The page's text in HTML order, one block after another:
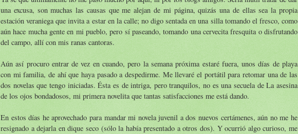
una excusa, son muchas las causas que me alejan de mi página, quizás una de ellas sea la propia
estación veraniega que invita a estar en la calle; no digo sentada en una silla tomando el fresco, como
aún hace mucha gente en mi pueblo, pero sí paseando, tomando una cervecita fresquita o disfrutando
del campo, allí con mis ranas cantoras.
Aún así procuro entrar de vez en cuando, pero la semana próxima estaré fuera, unos días de playa
con mi familia, de ahí que haya pasado a despedirme. Me llevaré el portátil para retomar una de las
dos novelas que tengo iniciadas. Ésta es de intriga, pero tranquilos, no es una secuela de La asesina
de los ojos bondadosos, mi primera novelita que tantas satisfacciones me está dando.
En estos días he aprovechado para mandar mi novela juvenil a dos nuevos certámenes, aún no me he
resignado a dejarla en dique seco (sólo la había presentado a otros dos). Y ocurrió algo curioso, me